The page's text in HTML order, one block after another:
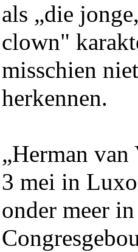
als „die
clown"
misschien
herkennen.
„Herman
3 mei in
onder meer